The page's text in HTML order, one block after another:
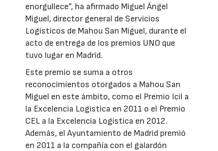
enorgullece”, ha afirmado Miguel Ángel
Miguel, director general de Servicios
Logísticos de Mahou San Miguel, durante el
acto de entrega de los premios UNO que
tuvo lugar en Madrid.
Este premio se suma a otros
reconocimientos otorgados a Mahou San
Miguel en este ámbito, como el Premio Icil a
la Excelencia Logística en 2011 o el Premio
CEL a la Excelencia Logística en 2012.
Además, el Ayuntamiento de Madrid premió
en 2011 a la compañía con el galardón